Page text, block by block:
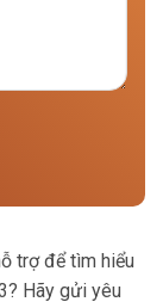
trợ để tìm hiểu
Hãy gửi yêu